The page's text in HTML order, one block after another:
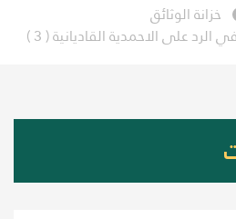
خزانة الوثائق
على الاحمدية القاديانية ( 3 )